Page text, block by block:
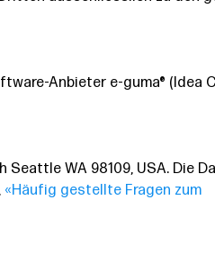
Anbieter e-guma® (Idea
WA 98109, USA. Die
«Häufig gestellte Fragen zum